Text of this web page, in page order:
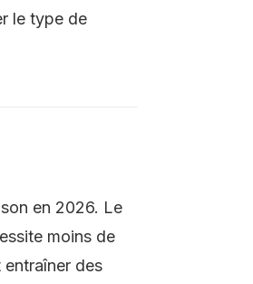
le type de
en 2026. Le
moins de
des